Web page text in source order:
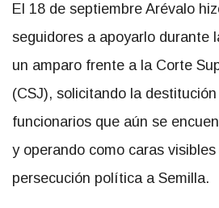
El 18 de septiembre Arévalo
seguidores a apoyarlo durante
un amparo frente a la Corte
(CSJ), solicitando la
funcionarios que aún se
y operando como caras
persecución política a Semilla.